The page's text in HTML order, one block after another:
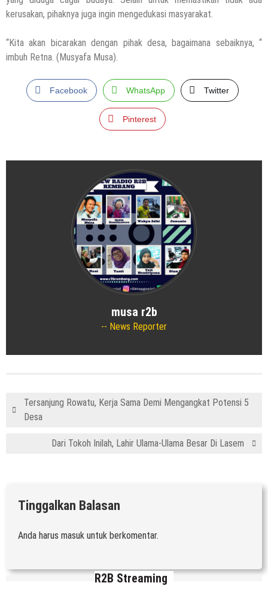
kerusakan, pihaknya juga ingin mengedukasi masyarakat.
“Kita akan bicarakan dengan pihak desa, bagaimana sebaiknya, “
imbuh Retna. (Musyafa Musa).
Facebook WhatsApp Twitter
Pinterest
musa r2b
News Reporter
Tersanjung Rowatu, Kerja Sama Demi Mengangkat Potensi 5
Desa
Dari Tokoh Inilah, Lahir Ulama-Ulama Besar Di Lasem
Tinggalkan Balasan
Anda harus masuk untuk berkomentar.
R2B Streaming